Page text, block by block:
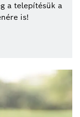
a telepítésük a
is!